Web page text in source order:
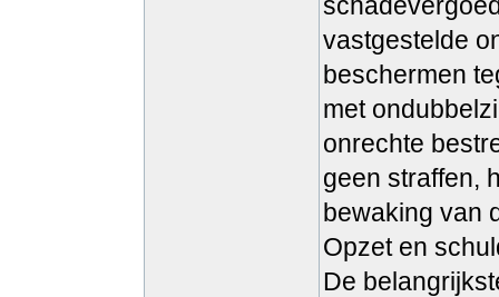
vastgestelde
beschermen
met
onrechte
geen straffen,
bewaking van
Opzet en
De